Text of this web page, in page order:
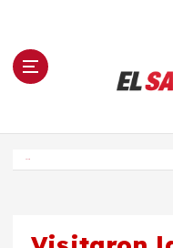
n El